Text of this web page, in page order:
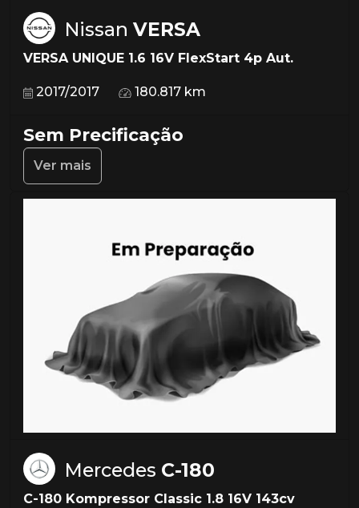
Nissan VERSA
VERSA UNIQUE 1.6 16V FlexStart 4p Aut.
2017/2017 180.817 km
Sem Precificação
Ver mais
Mercedes C-180
C-180 Kompressor Classic 1.8 16V 143cv